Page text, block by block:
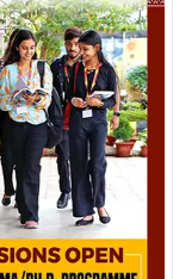
Join Now